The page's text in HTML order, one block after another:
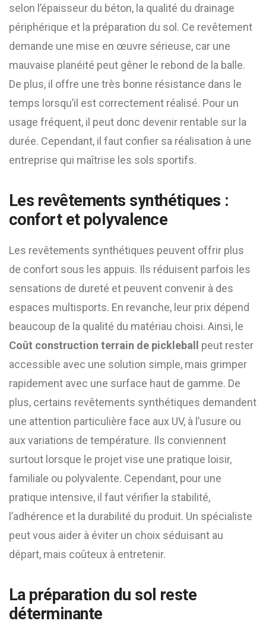
selon l’épaisseur du béton, la qualité du drainage
périphérique et la préparation du sol. Ce revêtement
demande une mise en œuvre sérieuse, car une
mauvaise planéité peut gêner le rebond de la balle.
De plus, il offre une très bonne résistance dans le
temps lorsqu’il est correctement réalisé. Pour un
usage fréquent, il peut donc devenir rentable sur la
durée. Cependant, il faut confier sa réalisation à une
entreprise qui maîtrise les sols sportifs.
Les revêtements synthétiques :
confort et polyvalence
Les revêtements synthétiques peuvent offrir plus
de confort sous les appuis. Ils réduisent parfois les
sensations de dureté et peuvent convenir à des
espaces multisports. En revanche, leur prix dépend
beaucoup de la qualité du matériau choisi. Ainsi, le
Coût construction terrain de pickleball
peut rester
accessible avec une solution simple, mais grimper
rapidement avec une surface haut de gamme. De
plus, certains revêtements synthétiques demandent
une attention particulière face aux UV, à l’usure ou
aux variations de température. Ils conviennent
surtout lorsque le projet vise une pratique loisir,
familiale ou polyvalente. Cependant, pour une
pratique intensive, il faut vérifier la stabilité,
l’adhérence et la durabilité du produit. Un spécialiste
peut vous aider à éviter un choix séduisant au
départ, mais coûteux à entretenir.
La préparation du sol reste
déterminante